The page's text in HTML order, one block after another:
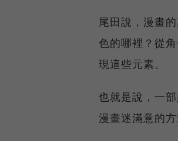
尾田說，漫畫
色的哪裡？從
現這些元素。
也就是說，一
漫畫迷滿意的方